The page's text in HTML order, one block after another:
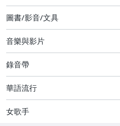
圖書/影音/文具
音樂與影片
錄音帶
華語流行
女歌手